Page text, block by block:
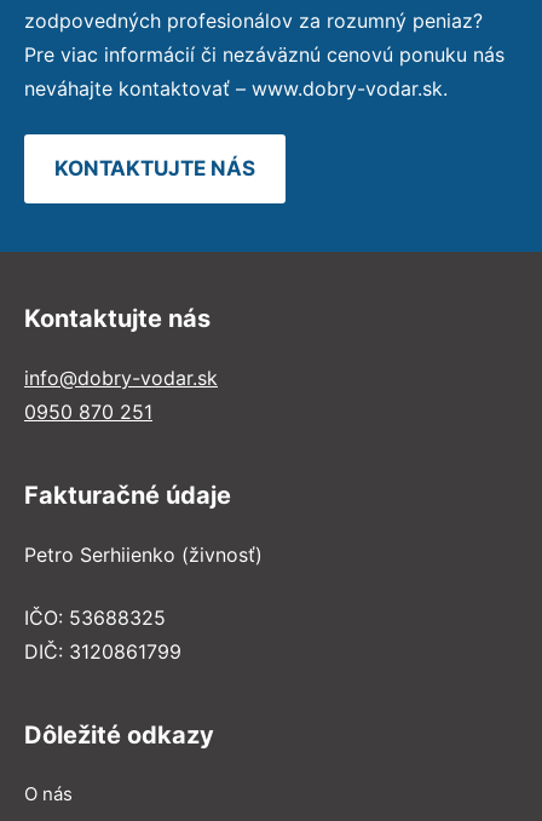
zodpovedných profesionálov za rozumný peniaz?
Pre viac informácií či nezáväznú cenovú ponuku nás
neváhajte kontaktovať – www.dobry-vodar.sk.
KONTAKTUJTE NÁS
Kontaktujte nás
info@dobry-vodar.sk
0950 870 251
Fakturačné údaje
Petro Serhiienko (živnosť)
IČO: 53688325
DIČ: 3120861799
Dôležité odkazy
O nás